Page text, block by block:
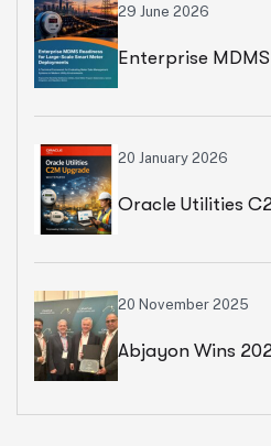
29 June 2026
Enterprise
Whitepaper
20 January 2026
Oracle Utilities
20 November 2025
Abjayon Wins